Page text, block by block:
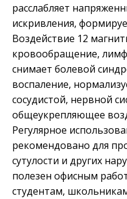
расслабляет
искривления,
Воздействие 12
кровообращение,
снимает болевой
воспаление,
сосудистой, нервной
общеукрепляющее
Регулярное
рекомендовано для
сутулости и других
полезен офисным
студентам,